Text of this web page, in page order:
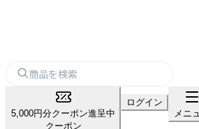
5,000円分クーポン進呈中
クーポン
ログイン
メニ